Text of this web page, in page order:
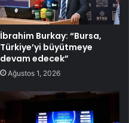
İbrahim Burkay: “Bursa,
Türkiye’yi büyütmeye
devam edecek”
Ağustos 1, 2026